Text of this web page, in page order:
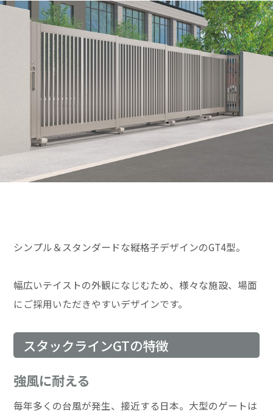
シンプル＆スタンダードな縦格子デザインのGT4型。
幅広いテイストの外観になじむため、様々な施設、場面
にご採用いただきやすいデザインです。
スタックラインGTの特徴
強風に耐える
毎年多くの台風が発生、接近する日本。大型のゲートは